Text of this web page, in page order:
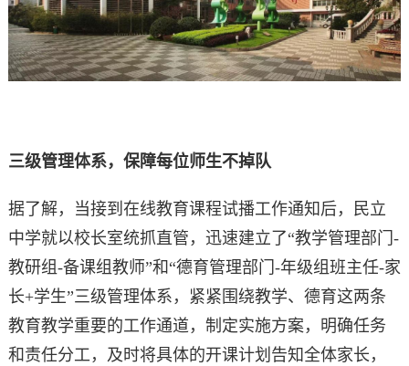
三级管理体系，保障每位师生不掉队
据了解，当接到在线教育课程试播工作通知后，民立
中学就以校长室统抓直管，迅速建立了“教学管理部门-
教研组-备课组教师”和“德育管理部门-年级组班主任-家
长+学生”三级管理体系，紧紧围绕教学、德育这两条
教育教学重要的工作通道，制定实施方案，明确任务
和责任分工，及时将具体的开课计划告知全体家长，